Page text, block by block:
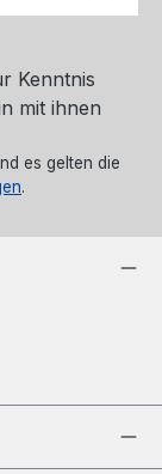
Kenntnis
mit ihnen
es gelten die
.